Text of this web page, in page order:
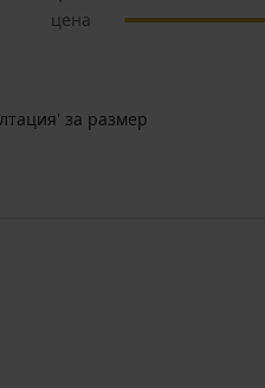
цена
за размер